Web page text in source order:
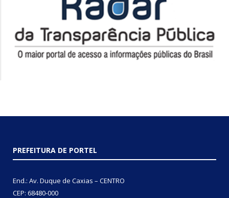
PREFEITURA DE PORTEL
End.: Av. Duque de Caxias – CENTRO
CEP: 68480-000